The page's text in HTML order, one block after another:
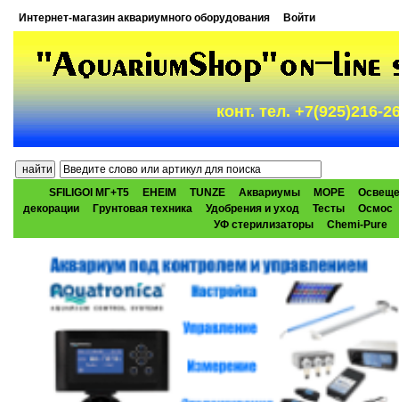
Интернет-магазин аквариумного оборудования Войти
конт. тел. +7(925)216-
SFILIGOI МГ+Т5 EHEIM TUNZE Аквариумы МОРЕ
декорации
Грунтовая техника Удобрения и уход Тесты
Осмос
УФ стерилизаторы
Chemi-Pure